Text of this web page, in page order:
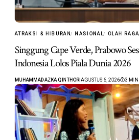
ATRAKSI & HIBURAN NASIONAL OLAH RAGA
Singgung Cape Verde, Prabowo
Indonesia Lolos Piala Dunia 2026
MUHAMMAD AZKA QINTHORI AGUSTUS 6, 2026 3 MIN